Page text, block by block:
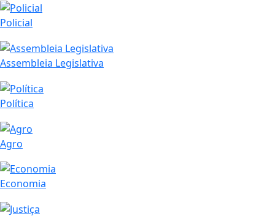
Policial
Assembleia Legislativa
Política
Agro
Economia